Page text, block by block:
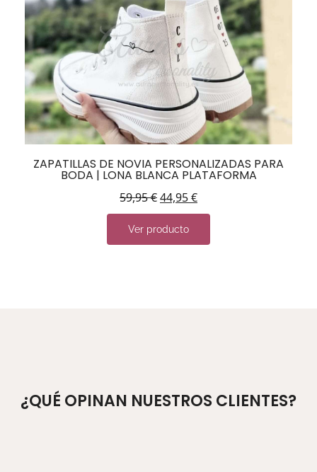
ZAPATILLAS DE NOVIA PERSONALIZADAS PARA
BODA | LONA BLANCA PLATAFORMA
59,95€44,95€
Ver producto
¿QUÉ OPINAN NUESTROS CLIENTES?